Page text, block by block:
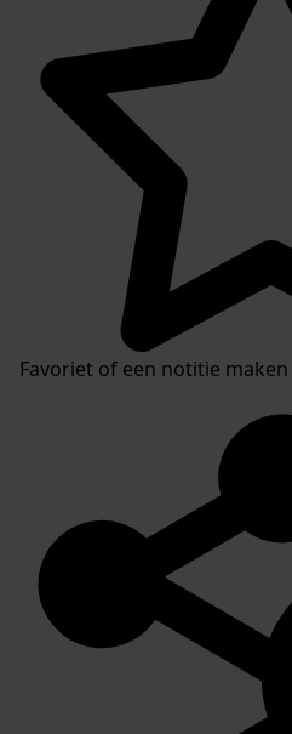
Favoriet of een notitie maken